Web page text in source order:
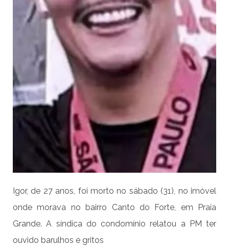
Igor, de 27 anos, foi morto no sábado (31), no imóvel
onde morava no bairro Canto do Forte, em Praia
Grande. A síndica do condomínio relatou a PM ter
ouvido barulhos e gritos